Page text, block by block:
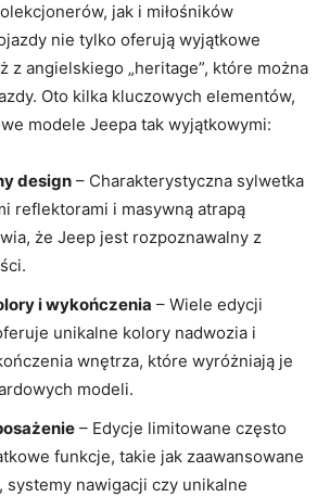
jak i miłośników
nie tylko oferują wyjątkowe
z angielskiego „heritage”, które można
Oto kilka kluczowych elementów,
modele Jeepa tak wyjątkowymi:
design – Charakterystyczna sylwetka
reflektorami i masywną atrapą
że Jeep jest rozpoznawalny z
i wykończenia – Wiele edycji
unikalne kolory nadwozia i
wnętrza, które wyróżniają je
modeli.
– Edycje limitowane często
funkcje, takie jak zaawansowane
systemy nawigacji czy unikalne